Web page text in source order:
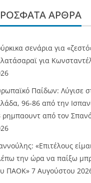
ΆΡΘΡΑ
σενάρια για
για
Παίδων: Λύγισε
96-86 από την
ρημπαουντ από τον
«Επιτέλους
την ώρα να παίξω
ΠΑΟΚ» 7 Αυγούστου